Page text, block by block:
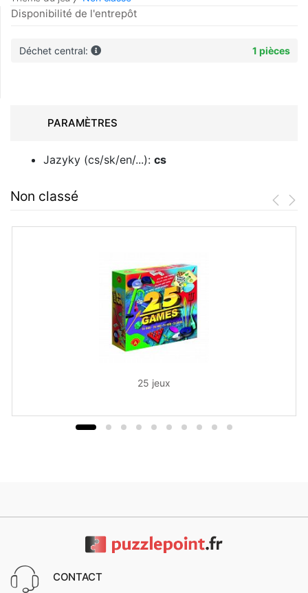
Disponibilité de l'entrepôt
Déchet central: 1 pièces
PARAMÈTRES
Jazyky (cs/sk/en/...): cs
Non classé
25 jeux
CONTACT